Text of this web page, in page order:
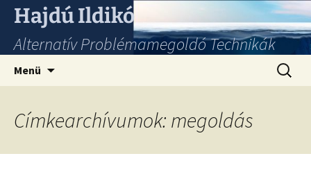
Hajdú Ildikó
Alternatív Problémamegoldó Technikák
Menü
Címkearchívumok: megoldás